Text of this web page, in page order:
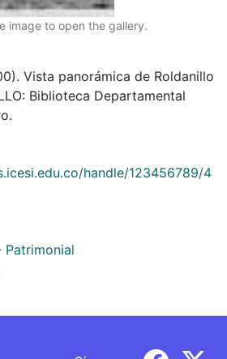
image to open the gallery.
Vista panorámica de Roldanillo
Biblioteca Departamental
handle/123456789/4
Patrimonial